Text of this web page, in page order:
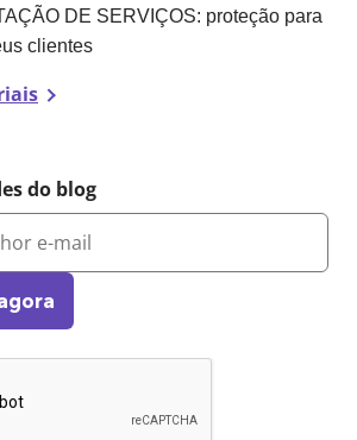
DE SERVIÇOS: proteção para
clientes
do blog